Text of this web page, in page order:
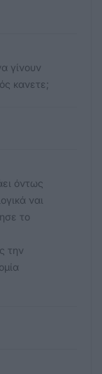
γίνουν
κανετε;
όντως
ναι
το
την